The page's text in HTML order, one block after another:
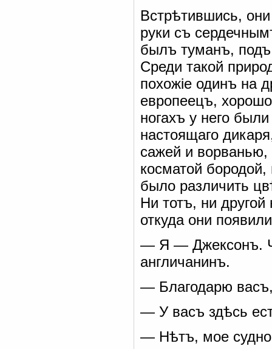
Встрѣтившись,
руки съ
былъ туманъ,
Среди такой
похожіе одинъ на
европеецъ,
ногахъ у него
настоящаго
сажей и
косматой
было различить
Ни тотъ, ни другой
откуда они
— Я — Джексонъ.
англичанинъ.
— Благодарю
— У васъ здѣсь
— Нѣтъ, мое